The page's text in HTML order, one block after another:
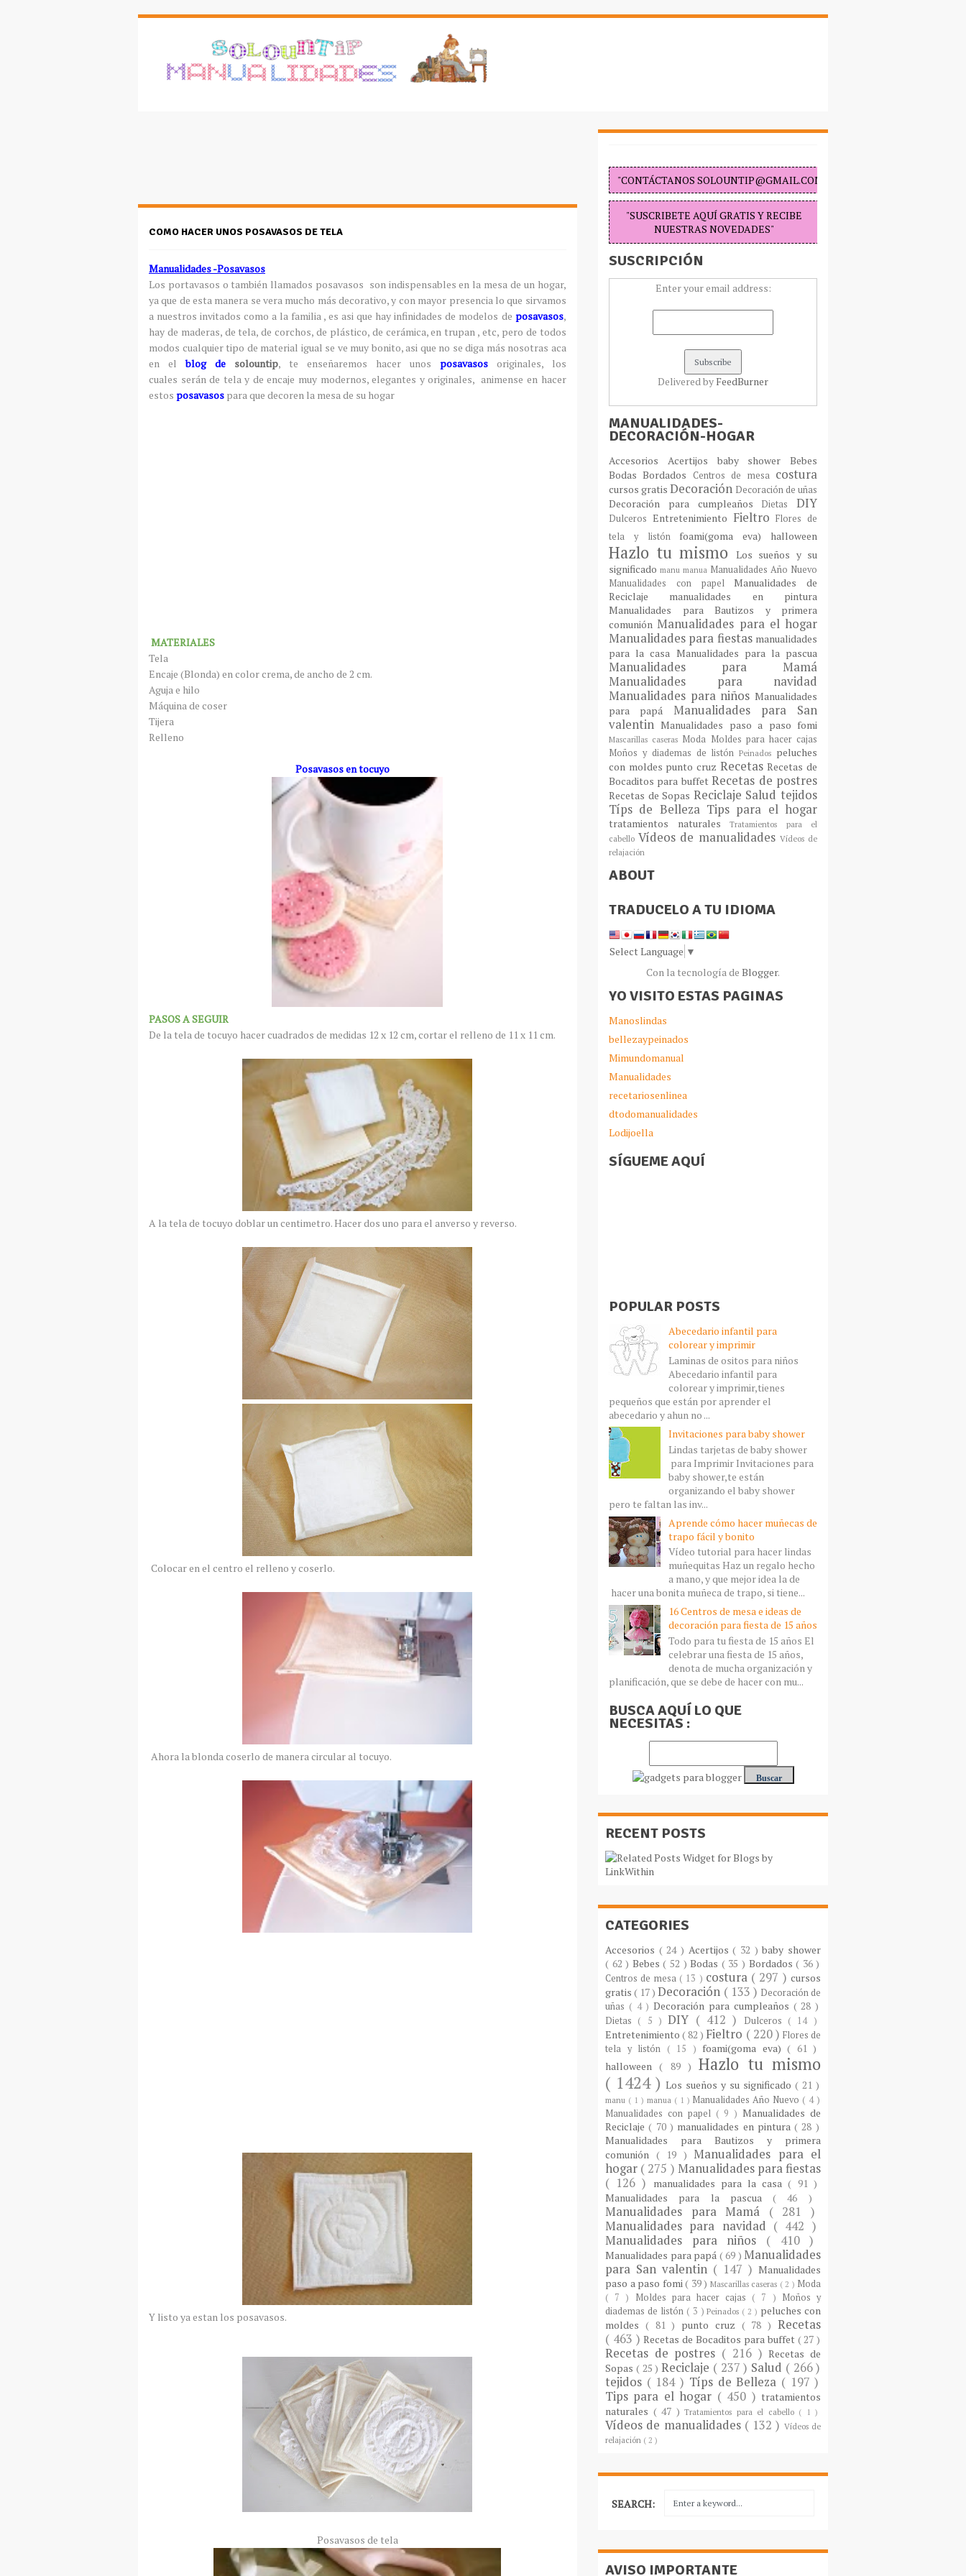
COMO HACER UNOS POSAVASOS DE TELA
Manualidades -Posavasos
Los portavasos o también llamados posavasos son indispensables en la mesa de un hogar,
ya que de esta manera se vera mucho más decorativo, y con mayor presencia lo que sirvamos
a nuestros invitados como a la familia , es asi que hay infinidades de modelos de posavasos,
hay de maderas, de tela, de corchos, de plástico, de cerámica, en trupan , etc, pero de todos
modos cualquier tipo de material igual se ve muy bonito, asi que no se diga más nosotras aca
en elblog de solountip, te enseñaremos hacer unos posavasos originales, los
cuales serán de tela y de encaje muy modernos, elegantes y originales, animense en hacer
estos posavasos para que decoren la mesa de su hogar
MATERIALES
Tela
Encaje (Blonda) en color crema, de ancho de 2 cm.
Aguja e hilo
Máquina de coser
Tijera
Relleno
Posavasos en tocuyo
PASOS A SEGUIR
De la tela de tocuyo hacer cuadrados de medidas 12 x 12 cm, cortar el relleno de 11 x 11 cm.
A la tela de tocuyo doblar un centimetro. Hacer dos uno para el anverso y reverso.
Colocar en el centro el relleno y coserlo.
Ahora la blonda coserlo de manera circular al tocuyo.
Y listo ya estan los posavasos.
Posavasos de tela
"CONTÁCTANOS SOLOUNTIP@GMAIL.COM "
"SUSCRIBETE AQUÍ GRATIS Y RECIBE
NUESTRAS NOVEDADES"
SUSCRIPCIÓN
Enter your email address:
Delivered by FeedBurner
MANUALIDADES-
DECORACIÓN-HOGAR
Accesorios Acertijos baby shower Bebes
BodasBordados Centros de mesa costura
cursos gratis Decoración Decoración de uñas
Decoración para cumpleaños Dietas DIY
Dulceros Entretenimiento FieltroFlores de
tela y listón foami(goma eva) halloween
Hazlo tu mismo
Los sueños y su
significado manu manua Manualidades Año Nuevo
Manualidades con papelManualidades de
Reciclaje manualidades en pintura
Manualidades para Bautizos y primera
comuniónManualidades para el hogar
Manualidades para fiestas manualidades
para la casa Manualidades para la pascua
Manualidades para Mamá
Manualidades para navidad
Manualidades para niños Manualidades
para papá Manualidades para San
valentinManualidades paso a paso fomi
Mascarillas caseras Moda Moldes para hacer cajas
Moños y diademas de listónPeinados peluches
con moldes punto cruz RecetasRecetas de
Bocaditos para buffetRecetas de postres
Recetas de Sopas Reciclaje Saludtejidos
Típs de Belleza Tips para el hogar
tratamientos naturales
Tratamientos para el
cabello Vídeos de manualidades Vídeos de
relajación
ABOUT
TRADUCELO A TU IDIOMA
Select Language ▼
Con la tecnología de Blogger.
YO VISITO ESTAS PAGINAS
Manoslindas
bellezaypeinados
Mimundomanual
Manualidades
recetariosenlinea
dtodomanualidades
Lodijoella
SÍGUEME AQUÍ
POPULAR POSTS
Abecedario infantil para
colorear y imprimir
Laminas de ositos para niños
Abecedario infantil para
colorear y imprimir,tienes
pequeños que están por aprender el
abecedario y ahun no ...
Invitaciones para baby shower
Lindas tarjetas de baby shower
para Imprimir Invitaciones para
baby shower,te están
organizando el baby shower
pero te faltan las inv...
Aprende cómo hacer muñecas de
trapo fácil y bonito
Vídeo tutorial para hacer lindas
muñequitas Haz un regalo hecho
a mano, y que mejor idea la de
hacer una bonita muñeca de trapo, si tiene...
16 Centros de mesa e ideas de
decoración para fiesta de 15 años
Todo para tu fiesta de 15 años El
celebrar una fiesta de 15 años,
denota de mucha organización y
planificación, que se debe de hacer con mu...
BUSCA AQUÍ LO QUE
NECESITAS :
RECENT POSTS
CATEGORIES
Accesorios ( 24 ) Acertijos( 32 )baby shower
( 62 ) Bebes( 52 )Bodas ( 35 ) Bordados( 36 )
Centros de mesa ( 13 ) costura ( 297 )cursos
gratis( 17 )Decoración ( 133 ) Decoración de
uñas ( 4 )Decoración para cumpleaños ( 28 )
Dietas ( 5 )DIY ( 412 ) Dulceros ( 14 )
Entretenimiento( 82 ) Fieltro ( 220 ) Flores de
tela y listón ( 15 ) foami(goma eva)( 61 )
halloween( 89 )Hazlo tu mismo
( 1424 ) Los sueños y su significado ( 21 )
manu ( 1 ) manua ( 1 ) Manualidades Año Nuevo ( 4 )
Manualidades con papel ( 9 )Manualidades de
Reciclaje( 70 ) manualidades en pintura( 28 )
Manualidades para Bautizos y primera
comunión ( 19 ) Manualidades para el
hogar ( 275 ) Manualidades para fiestas
( 126 )
manualidades para la casa( 91 )
Manualidades para la pascua( 46 )
Manualidades para Mamá ( 281 )
Manualidades para navidad ( 442 )
Manualidades para niños ( 410 )
Manualidades para papá ( 69 ) Manualidades
para San valentin ( 147 ) Manualidades
paso a paso fomi( 39 ) Mascarillas caseras ( 2 ) Moda
( 7 ) Moldes para hacer cajas ( 7 ) Moños y
diademas de listón ( 3 )Peinados ( 2 ) peluches con
moldes ( 81 ) punto cruz ( 78 )Recetas
( 463 )Recetas de Bocaditos para buffet ( 27 )
Recetas de postres ( 216 )Recetas de
Sopas ( 25 ) Reciclaje ( 237 ) Salud ( 266 )
tejidos ( 184 ) Típs de Belleza ( 197 )
Tips para el hogar ( 450 )tratamientos
naturales ( 47 )Tratamientos para el cabello ( 1 )
Vídeos de manualidades ( 132 ) Vídeos de
relajación ( 2 )
SEARCH:
AVISO IMPORTANTE